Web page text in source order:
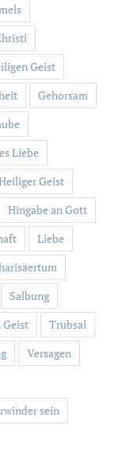
Geist
Gehorsam
Liebe
Geist
Hingabe an Gott
Liebe
Salbung
Geist
Trübsal
Versagen
sein